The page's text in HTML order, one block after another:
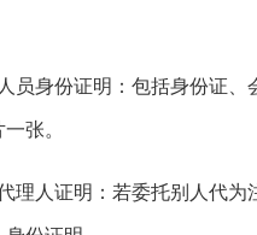
员身份证明：包括身份证、
张。
理人证明：若委托别人代为